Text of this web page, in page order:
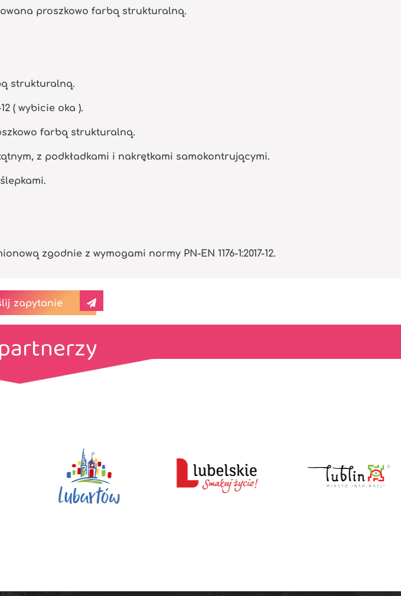
proszkowo farbą strukturalną.
strukturalną.
( wybicie oka ).
farbą strukturalną.
z podkładkami i nakrętkami samokontrującymi.
zgodnie z wymogami normy PN-EN 1176-1:2017-12.
zapytanie
partnerzy